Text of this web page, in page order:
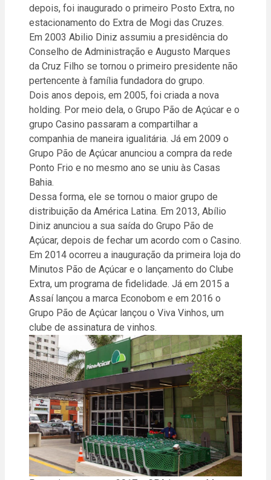
depois, foi inaugurado o primeiro Posto Extra, no
estacionamento do Extra de Mogi das Cruzes.
Em 2003 Abilio Diniz assumiu a presidência do
Conselho de Administração e Augusto Marques
da Cruz Filho se tornou o primeiro presidente não
pertencente à família fundadora do grupo.
Dois anos depois, em 2005, foi criada a nova
holding. Por meio dela, o Grupo Pão de Açúcar e o
grupo Casino passaram a compartilhar a
companhia de maneira igualitária. Já em 2009 o
Grupo Pão de Açúcar anunciou a compra da rede
Ponto Frio e no mesmo ano se uniu às Casas
Bahia.
Dessa forma, ele se tornou o maior grupo de
distribuição da América Latina. Em 2013, Abílio
Diniz anunciou a sua saída do Grupo Pão de
Açúcar, depois de fechar um acordo com o Casino.
Em 2014 ocorreu a inauguração da primeira loja do
Minutos Pão de Açúcar e o lançamento do Clube
Extra, um programa de fidelidade. Já em 2015 a
Assaí lançou a marca Econobom e em 2016 o
Grupo Pão de Açúcar lançou o Viva Vinhos, um
clube de assinatura de vinhos.